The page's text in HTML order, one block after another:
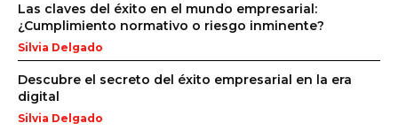
Las claves del éxito en el mundo empresarial:
¿Cumplimiento normativo o riesgo inminente?
Silvia Delgado
Descubre el secreto del éxito empresarial en la era
digital
Silvia Delgado